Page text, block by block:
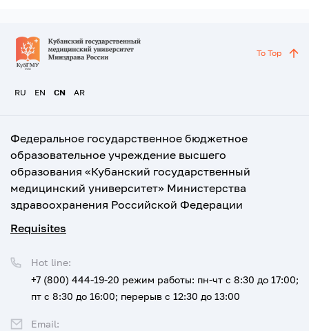
RU EN CN AR
To Top
Федеральное государственное бюджетное
образовательное учреждение высшего
образования «Кубанский государственный
медицинский университет» Министерства
здравоохранения Российской Федерации
Requisites
Hot line:
+7 (800) 444-19-20 режим работы: пн-чт с 8:30 до 17:00;
пт с 8:30 до 16:00; перерыв с 12:30 до 13:00
Email: